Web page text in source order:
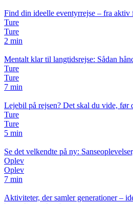
Find din ideelle eventyrrejse – fra
Ture
Ture
2 min
Mentalt klar til langtidsrejse: Sådan
Ture
Ture
7 min
Lejebil på rejsen? Det skal du vide, før
Ture
Ture
5 min
Se det velkendte på ny:
Oplev
Oplev
7 min
Aktiviteter, der samler generationer –